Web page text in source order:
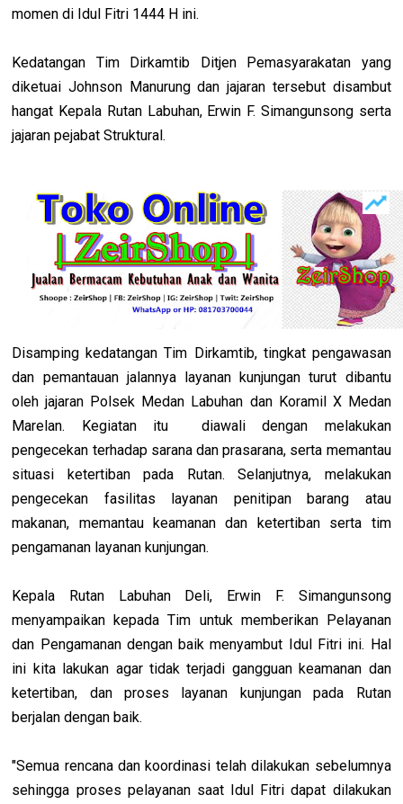
momen di Idul Fitri 1444 H ini.
Kedatangan Tim Dirkamtib Ditjen Pemasyarakatan yang
diketuai Johnson Manurung dan jajaran tersebut disambut
hangat Kepala Rutan Labuhan, Erwin F. Simangunsong serta
jajaran pejabat Struktural.
Disamping kedatangan Tim Dirkamtib, tingkat pengawasan
dan pemantauan jalannya layanan kunjungan turut dibantu
oleh jajaran Polsek Medan Labuhan dan Koramil X Medan
Marelan. Kegiatan itu diawali dengan melakukan
pengecekan terhadap sarana dan prasarana, serta memantau
situasi ketertiban pada Rutan. Selanjutnya, melakukan
pengecekan fasilitas layanan penitipan barang atau
makanan, memantau keamanan dan ketertiban serta tim
pengamanan layanan kunjungan.
Kepala Rutan Labuhan Deli, Erwin F. Simangunsong
menyampaikan kepada Tim untuk memberikan Pelayanan
dan Pengamanan dengan baik menyambut Idul Fitri ini. Hal
ini kita lakukan agar tidak terjadi gangguan keamanan dan
ketertiban, dan proses layanan kunjungan pada Rutan
berjalan dengan baik.
"Semua rencana dan koordinasi telah dilakukan sebelumnya
sehingga proses pelayanan saat Idul Fitri dapat dilakukan